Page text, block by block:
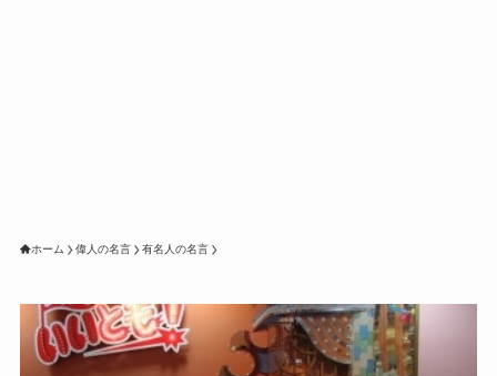
ホーム 偉人の名言 有名人の名言